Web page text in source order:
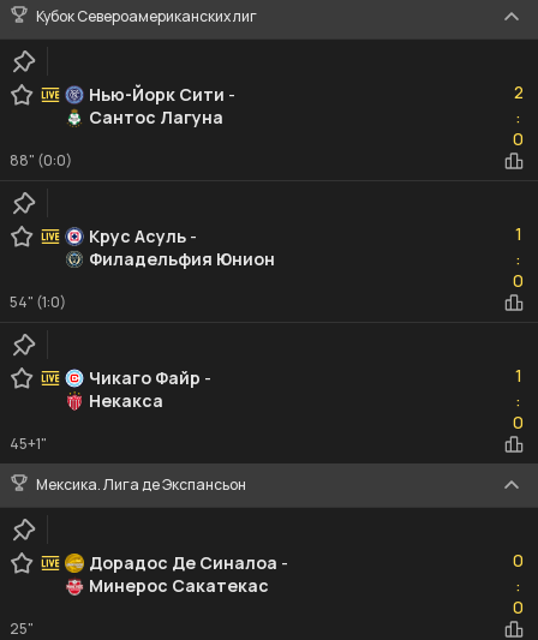
Кубок Североамериканских лиг
Нью-Йорк Сити -
Сантос Лагуна
2
:0
0
88" (0:0)
Крус Асуль -
Филадельфия Юнион
1
:0
0
54" (1:0)
Чикаго Файр -
Некакса
1
:0
0
45+1"
Мексика. Лига де Экспансьон
Дорадос Де Синалоа -
Минерос Сакатекас
0
:0
0
25"